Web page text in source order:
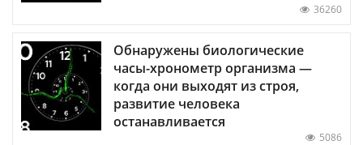
36260
Обнаружены биологические
часы-хронометр организма —
когда они выходят из строя,
развитие человека
останавливается
5086